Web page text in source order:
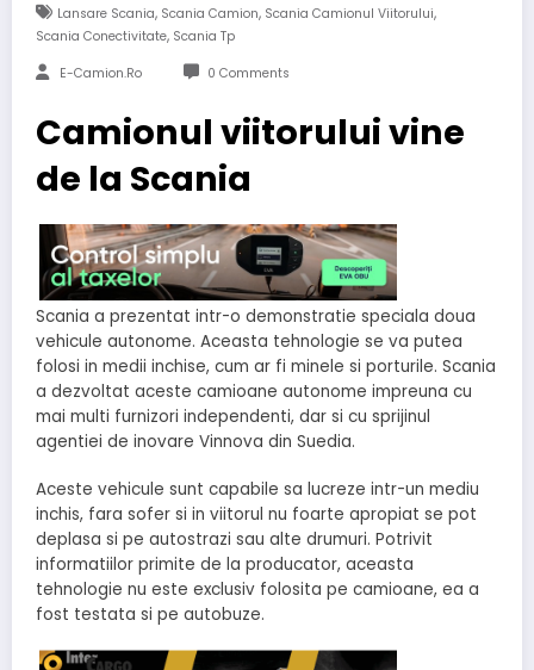
Lansare Scania, Scania Camion, Scania Camionul Viitorului,
Scania Conectivitate, Scania Tp
E-Camion.ro 0 Comments
Camionul viitorului vine
de la Scania
Scania a prezentat intr-o demonstratie speciala doua
vehicule autonome. Aceasta tehnologie se va putea
folosi in medii inchise, cum ar fi minele si porturile. Scania
a dezvoltat aceste camioane autonome impreuna cu
mai multi furnizori independenti, dar si cu sprijinul
agentiei de inovare Vinnova din Suedia.
Aceste vehicule sunt capabile sa lucreze intr-un mediu
inchis, fara sofer si in viitorul nu foarte apropiat se pot
deplasa si pe autostrazi sau alte drumuri. Potrivit
informatiilor primite de la producator, aceasta
tehnologie nu este exclusiv folosita pe camioane, ea a
fost testata si pe autobuze.